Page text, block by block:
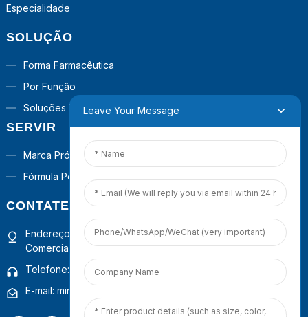
Especialidade
SOLUÇÃO
Forma Farmacêutica
Por Função
Soluções Prontas Para Uso
SERVIR
Marca Própria
Fórmula Personalizada
CONTATE-NOS
Endereço: 4º andar, Prédio 1, Centro de Operações
Comerciais Guanyinshan, Xiamen, Fujian, China
Telefone: +86 18965423693
E-mail: mina.cao@foxmail.com
Leave Your Message